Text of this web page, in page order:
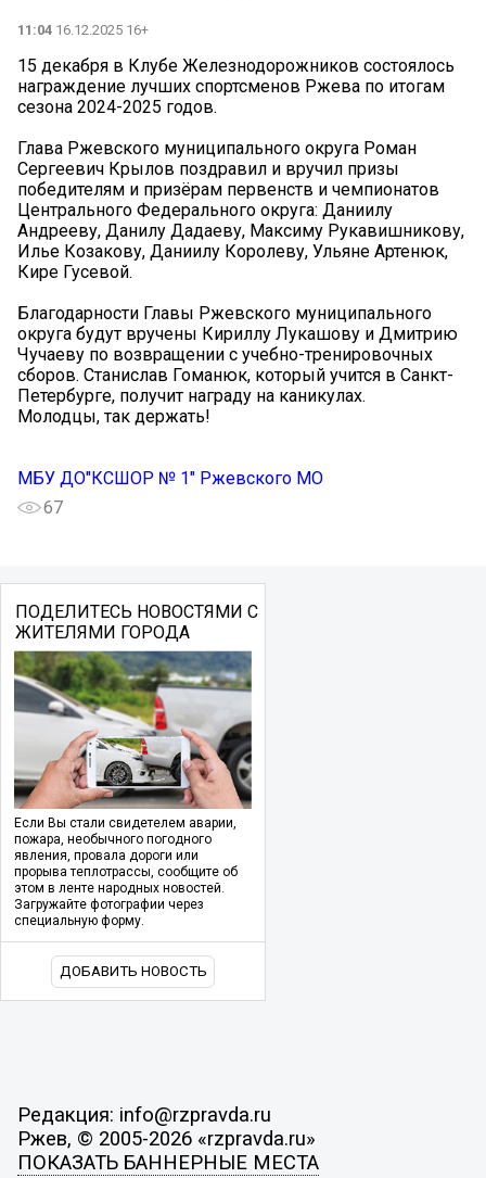
11:04 16.12.2025 16+
15 декабря в Клубе Железнодорожников состоялось
награждение лучших спортсменов Ржева по итогам
сезона 2024-2025 годов.
Глава Ржевского муниципального округа Роман
Сергеевич Крылов поздравил и вручил призы
победителям и призёрам первенств и чемпионатов
Центрального Федерального округа: Даниилу
Андрееву, Данилу Дадаеву, Максиму Рукавишникову,
Илье Козакову, Даниилу Королеву, Ульяне Артенюк,
Кире Гусевой.
Благодарности Главы Ржевского муниципального
округа будут вручены Кириллу Лукашову и Дмитрию
Чучаеву по возвращении с учебно-тренировочных
сборов. Станислав Гоманюк, который учится в Санкт-
Петербурге, получит награду на каникулах.
Молодцы, так держать!
МБУ ДО"КСШОР № 1" Ржевского МО
67
ПОДЕЛИТЕСЬ НОВОСТЯМИ С
ЖИТЕЛЯМИ ГОРОДА
Если Вы стали свидетелем аварии,
пожара, необычного погодного
явления, провала дороги или
прорыва теплотрассы, сообщите об
этом в ленте народных новостей.
Загружайте фотографии через
специальную форму.
ДОБАВИТЬ НОВОСТЬ
Редакция: info@rzpravda.ru
Ржев, © 2005-2026 «rzpravda.ru»
ПОКАЗАТЬ БАННЕРНЫЕ МЕСТА